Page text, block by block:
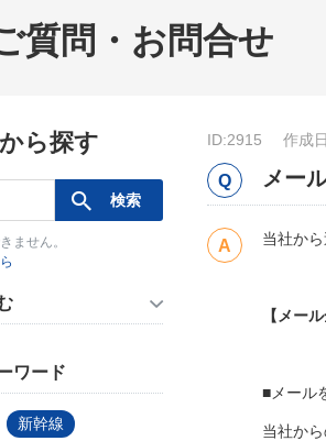
質問・お問合せ
ら探す
ません。
ワード
新幹線
ID:2915 作成
メー
当社か
【メー
■メール
当社か